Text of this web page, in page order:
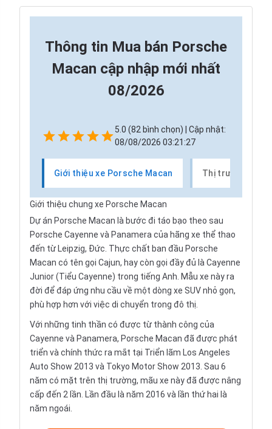
Thông tin Mua bán Porsche
Macan cập nhập mới nhất
08/2026
5.0 (82 bình chọn) | Cập nhật:
08/08/2026 03:21:27
Giới thiệu xe Porsche Macan Thị trường xe
Giới thiệu chung xe Porsche Macan
Dự án Porsche Macan là bước đi táo bạo theo sau
Porsche Cayenne và Panamera của hãng xe thể thao
đến từ Leipzig, Đức. Thực chất ban đầu Porsche
Macan có tên gọi Cajun, hay còn gọi đầy đủ là Cayenne
Junior (Tiểu Cayenne) trong tiếng Anh. Mẫu xe này ra
đời để đáp ứng nhu cầu về một dòng xe SUV nhỏ gọn,
phù hợp hơn với việc di chuyển trong đô thị.
Với những tinh thần có được từ thành công của
Cayenne và Panamera, Porsche Macan đã được phát
triển và chính thức ra mắt tại Triển lãm Los Angeles
Auto Show 2013 và Tokyo Motor Show 2013. Sau 6
năm có mặt trên thị trường, mãu xe này đã được nâng
cấp đến 2 lần. Lần đầu là năm 2016 và lần thứ hai là
năm ngoái.